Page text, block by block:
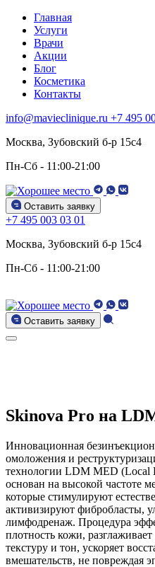
Главная
Услуги
Врачи
Акции
Блог
Косметика
Контакты
info@mavieclinique.ru +7 495
Москва, Зубовский б-р 15c4
Пн-Сб - 11:00-21:00
Оставить заявку
+7 495 003 03 01
Москва, Зубовский б-р 15c4
Пн-Сб - 11:00-21:00
Оставить заявку
Skinova Pro на
Инновационная
омоложения и
технологии LDM MED (Local
основан на высокой частоте
которые стимулируют
активизируют фибробласты,
лимфодренаж. Процедура
плотность кожи,
текстуру и тон, ускоряет
вмешательств, не повреждая